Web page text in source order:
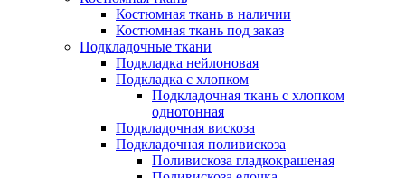
Костюмная ткань в наличии
Костюмная ткань под заказ
Подкладочные ткани
Подкладка нейлоновая
Подкладка с хлопком
Подкладочная ткань с хлопком
однотонная
Подкладочная вискоза
Подкладочная поливискоза
Поливискоза гладкокрашеная